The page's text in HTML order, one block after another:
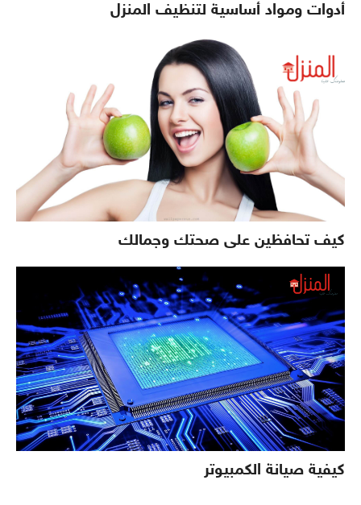
أدوات ومواد أساسية لتنظيف المنزل
كيف تحافظين على صحتك وجمالك
كيفية صيانة الكمبيوتر